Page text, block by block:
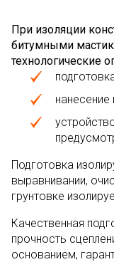
При изоляции
битумными
технологические
нанесение
Подготовка
выравнивании,
грунтовке
Качественная
прочность
основанием,